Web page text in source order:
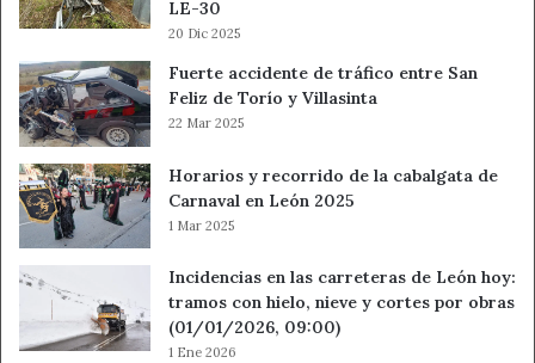
Ahora León
Navidad Noticias de León
Pista de hielo en León
Programa Navideño
LE-30
20 Dic 2025
Fuerte accidente de tráfico entre San
Feliz de Torío y Villasinta
22 Mar 2025
Horarios y recorrido de la cabalgata de
Carnaval en León 2025
1 Mar 2025
Incidencias en las carreteras de León hoy:
tramos con hielo, nieve y cortes por obras
(01/01/2026, 09:00)
1 Ene 2026